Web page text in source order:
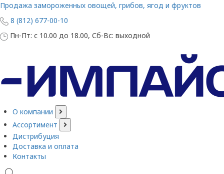
Продажа замороженных овощей, грибов, ягод и фруктов
8 (812) 677-00-10
Пн-Пт: с 10.00 до 18.00, Сб-Вс: выходной
О компании
Ассортимент
Дистрибуция
Доставка и оплата
Контакты